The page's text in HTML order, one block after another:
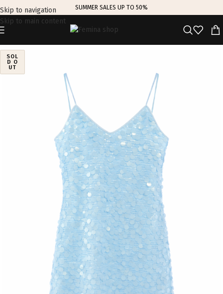
Skip to navigation
Skip to main content
SUMMER SALES UP TO 50%
SOL
D O
UT